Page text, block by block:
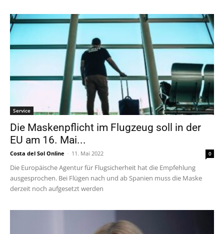
Service
Die Maskenpflicht im Flugzeug soll in der
EU am 16. Mai...
Costa del Sol Online - 11. Mai 2022 0
Die Europäische Agentur für Flugsicherheit hat die Empfehlung
ausgesprochen. Bei Flügen nach und ab Spanien muss die Maske
derzeit noch aufgesetzt werden